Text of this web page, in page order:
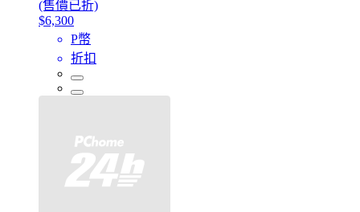
(售價已折)
$6,300
P幣
折扣